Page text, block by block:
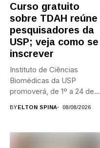
Curso gratuito
sobre TDAH reúne
pesquisadores da
USP; veja como se
inscrever
Instituto de Ciências
Biomédicas da USP
promoverá, de 1º a 24 de...
BYELTON SPINA 08/08/2026